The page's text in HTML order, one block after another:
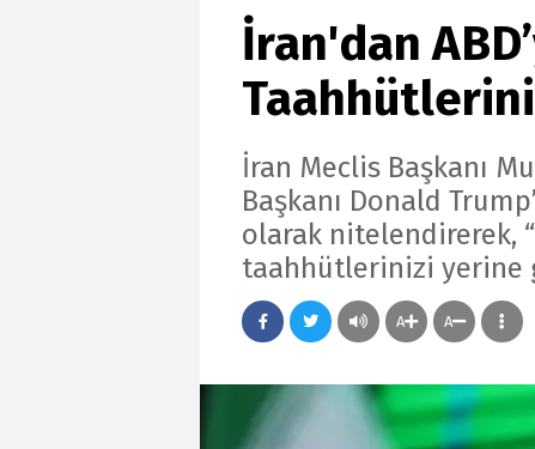
İran'dan
İran Meclis Başkanı
Başkanı Donald
olarak nitelendirerek,
taahhütlerinizi yerine
A A